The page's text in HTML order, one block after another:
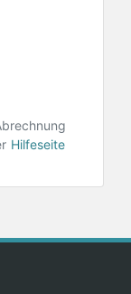
Hilfeseite